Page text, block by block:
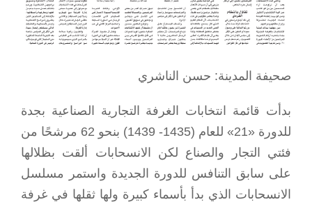
صحيفة المدينة: حسن الناشري
بدأت قائمة انتخابات الغرفة التجارية الصناعية بجدة
للدورة «21» للعام (1435- 1439) بنحو 62 مرشحًا من
فئتي التجار والصناع لكن الانسحابات ألقت بظلالها
على سابق التنافس للدورة الجديدة واستمر مسلسل
الانسحابات الذي بدأ بأسماء كبيرة ولها ثقلها في غرفة